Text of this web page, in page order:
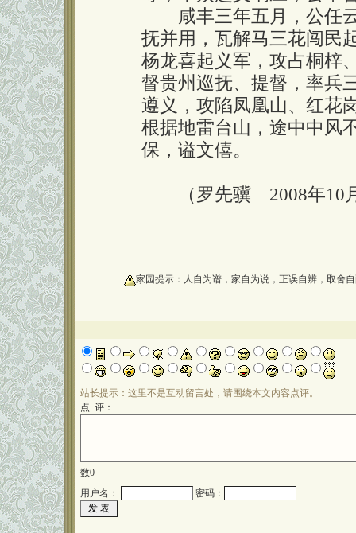
咸丰三年五月，公任云
抚并用，瓦解马三花闯民
杨龙喜起义军，攻占桐梓
督贵州巡抚、提督，率兵
遵义，攻陷凤凰山、红花
根据地雷台山，途中中风
保，谥文僖。
（罗先骥 2008年10月
家园提示：人自为谱，家自为说，正误自辨，取舍
站长提示：这里不是互动留言处，请围绕本文内容点评。
点 评：
数0
用户名：
密码：